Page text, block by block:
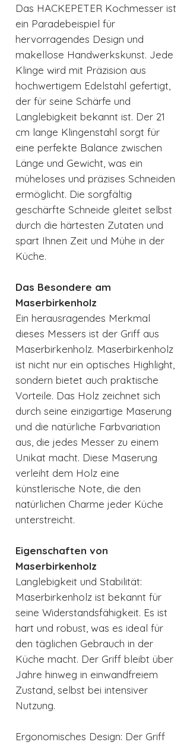
Das HACKEPETER Kochmesser ist
ein Paradebeispiel für
hervorragendes Design und
makellose Handwerkskunst. Jede
Klinge wird mit Präzision aus
hochwertigem Edelstahl gefertigt,
der für seine Schärfe und
Langlebigkeit bekannt ist. Der 21
cm lange Klingenstahl sorgt für
eine perfekte Balance zwischen
Länge und Gewicht, was ein
müheloses und präzises Schneiden
ermöglicht. Die sorgfältig
geschärfte Schneide gleitet selbst
durch die härtesten Zutaten und
spart Ihnen Zeit und Mühe in der
Küche.
Das Besondere am
Maserbirkenholz
Ein herausragendes Merkmal
dieses Messers ist der Griff aus
Maserbirkenholz. Maserbirkenholz
ist nicht nur ein optisches Highlight,
sondern bietet auch praktische
Vorteile. Das Holz zeichnet sich
durch seine einzigartige Maserung
und die natürliche Farbvariation
aus, die jedes Messer zu einem
Unikat macht. Diese Maserung
verleiht dem Holz eine
künstlerische Note, die den
natürlichen Charme jeder Küche
unterstreicht.
Eigenschaften von
Maserbirkenholz
Langlebigkeit und Stabilität:
Maserbirkenholz ist bekannt für
seine Widerstandsfähigkeit. Es ist
hart und robust, was es ideal für
den täglichen Gebrauch in der
Küche macht. Der Griff bleibt über
Jahre hinweg in einwandfreiem
Zustand, selbst bei intensiver
Nutzung.
Ergonomisches Design: Der Griff